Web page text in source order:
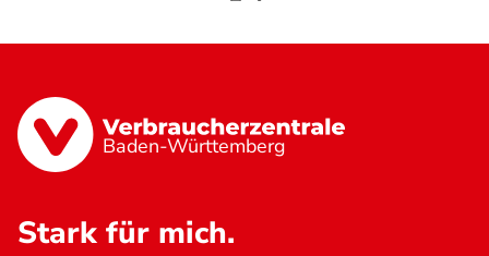
Baden-Württemberg
Stark für mich.